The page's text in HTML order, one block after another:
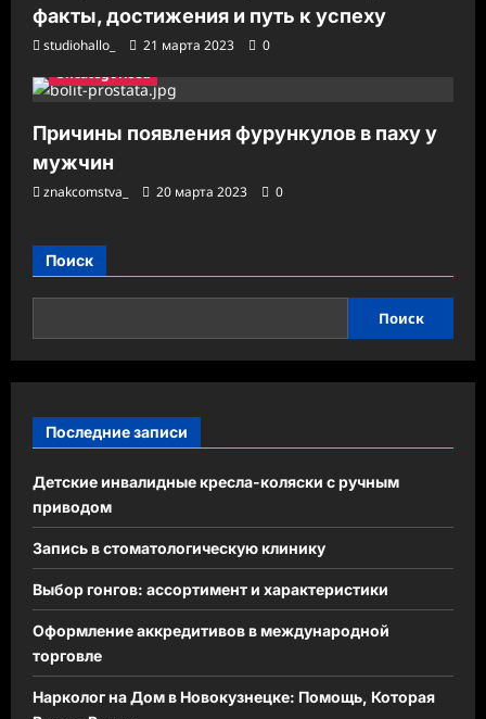
факты, достижения и путь к успеху
studiohallo_ 21 марта 2023
0
Uncategorised
Причины появления фурункулов в паху у
мужчин
znakcomstva_ 20 марта 2023 0
Поиск
Поиск
Последние записи
Детские инвалидные кресла-коляски с ручным
приводом
Запись в стоматологическую клинику
Выбор гонгов: ассортимент и характеристики
Оформление аккредитивов в международной
торговле
Нарколог на Дом в Новокузнецке: Помощь, Которая